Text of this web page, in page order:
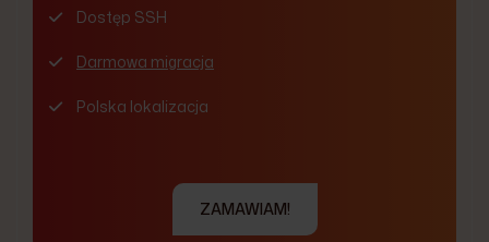
Dostęp SSH
Darmowa migracja
Polska lokalizacja
ZAMAWIAM!